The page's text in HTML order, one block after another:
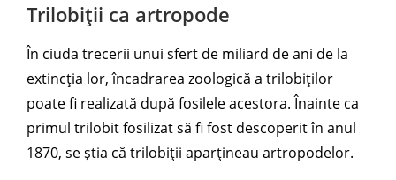
Trilobiții ca artropode
În ciuda trecerii unui sfert de miliard de ani de la
extincția lor, încadrarea zoologică a trilobiților
poate fi realizată după fosilele acestora. Înainte ca
primul trilobit fosilizat să fi fost descoperit în anul
1870, se știa că trilobiții aparțineau artropodelor.